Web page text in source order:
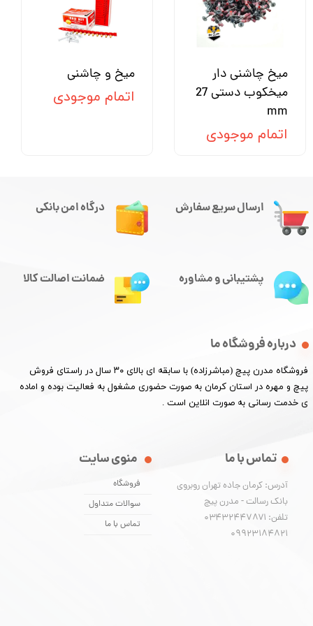
میخ چاشنی دار
میخکوب دستی 27
mm
اتمام موجودی
میخ و چاشنی
اتمام موجودی
ارسال سریع سفارش
درباره فروشگاه ما
​فروشگاه مدرن پیچ (مباشرزاده) با سابقه ای بالای ۳۰ سال در راستای فروش
پیچ و مهره در استان کرمان به صورت حضوری مشغول به فعالیت بوده و اماده
ی خدمت رسانی به صورت انلاین است .
منوی سایت
فروشگاه
سوالات متداول
تماس با ما
تماس با ما
آدرس: کرمان جاده تهران روبروی
بانک رسالت - مدرن پیچ
تلفن: ۰۳۴۳۲۴۴۷۸۷۱
​​​​​​​09923184821
درگاه امن بانکی
پشتیبانی و مشاوره ضمانت اصالت کالا